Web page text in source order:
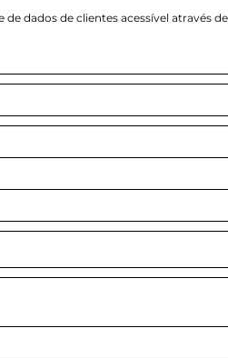
de dados de clientes acessível através